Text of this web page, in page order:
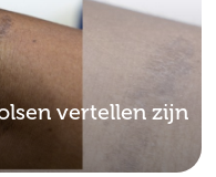
vertellen zijn